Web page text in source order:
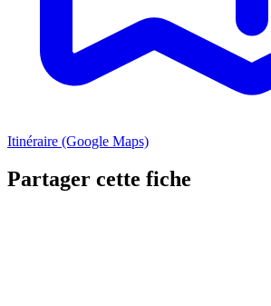
Itinéraire (Google Maps)
Partager cette fiche